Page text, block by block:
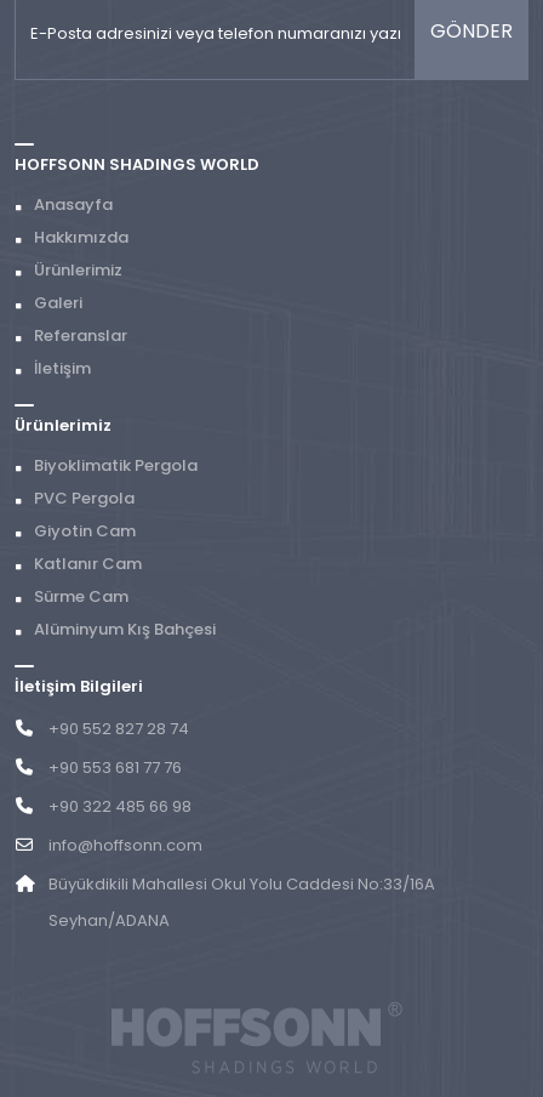
HOFFSONN SHADINGS WORLD
Anasayfa
Hakkımızda
Ürünlerimiz
Galeri
Referanslar
İletişim
Ürünlerimiz
Biyoklimatik Pergola
PVC Pergola
Giyotin Cam
Katlanır Cam
Sürme Cam
Alüminyum Kış Bahçesi
İletişim Bilgileri
+90 552 827 28 74
+90 553 681 77 76
+90 322 485 66 98
info@hoffsonn.com
Büyükdikili Mahallesi Okul Yolu Caddesi No:33/16A
Seyhan/ADANA